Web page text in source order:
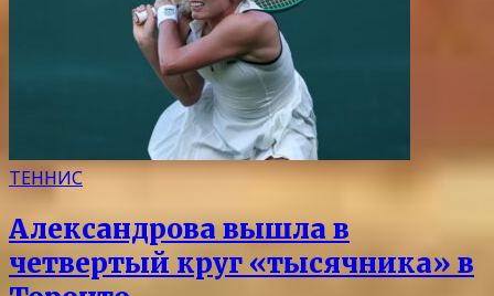
ТЕННИС
Александрова вышла в
четвертый круг «тысячника» в